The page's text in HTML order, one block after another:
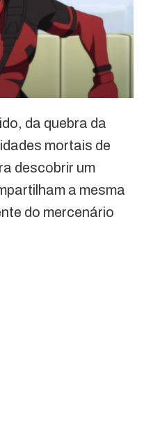
da quebra da
mortais de
descobrir um
a mesma
do mercenário